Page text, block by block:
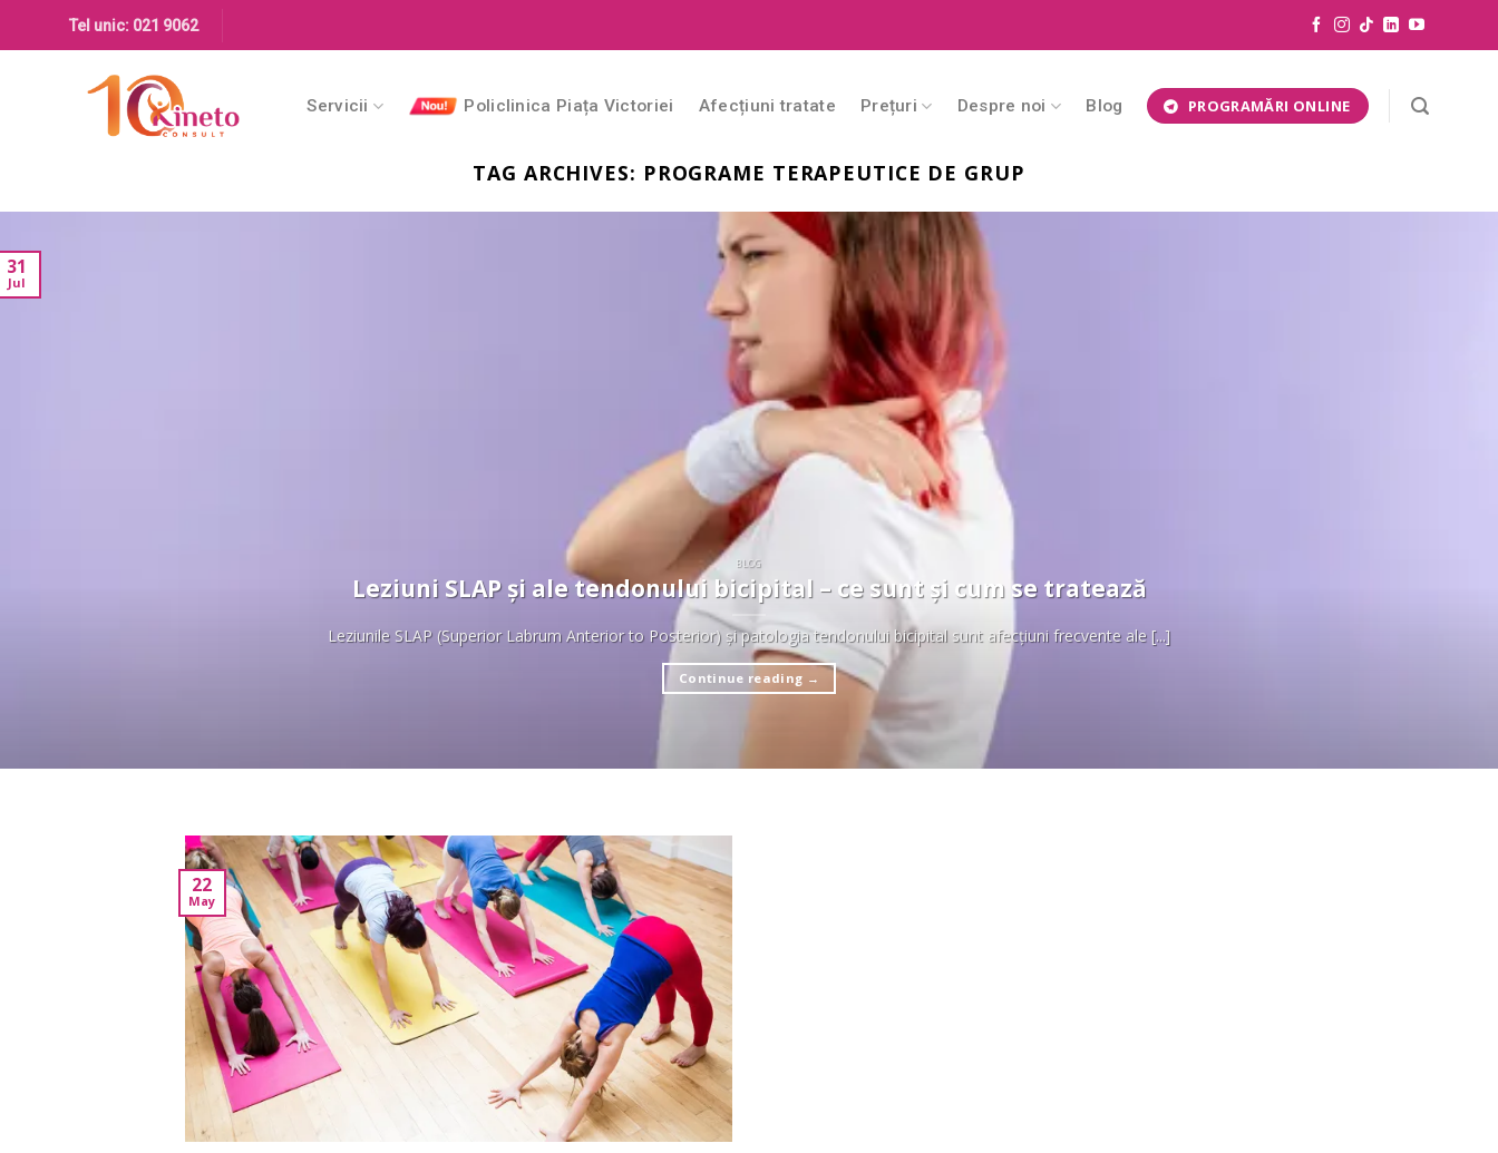
Tel unic: 021 9062
Servicii Policlinica Piața Victoriei Afecțiuni tratate Prețuri Despre noi Blog PROGRAMĂRI ONLINE
TAG ARCHIVES: PROGRAME TERAPEUTICE DE GRUP
BLOG
Leziuni SLAP și ale tendonului bicipital – ce sunt și cum se tratează
Leziunile SLAP (Superior Labrum Anterior to Posterior) și patologia tendonului bicipital sunt afecțiuni frecvente ale [...]
Continue reading →
31
Jul
22
May